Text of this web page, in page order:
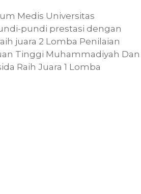
Medis Universitas
pundi prestasi dengan
juara 2 Lomba Penilaian
Tinggi Muhammadiyah Dan
Raih Juara 1 Lomba